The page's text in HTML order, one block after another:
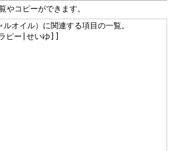
やコピーができます。